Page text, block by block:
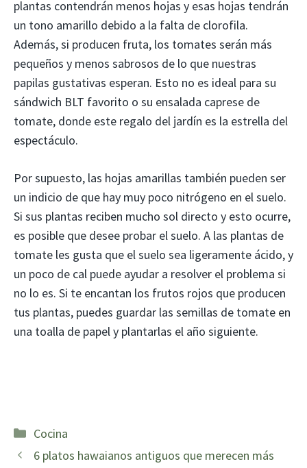
plantas contendrán menos hojas y esas hojas tendrán
un tono amarillo debido a la falta de clorofila.
Además, si producen fruta, los tomates serán más
pequeños y menos sabrosos de lo que nuestras
papilas gustativas esperan. Esto no es ideal para su
sándwich BLT favorito o su ensalada caprese de
tomate, donde este regalo del jardín es la estrella del
espectáculo.
Por supuesto, las hojas amarillas también pueden ser
un indicio de que hay muy poco nitrógeno en el suelo.
Si sus plantas reciben mucho sol directo y esto ocurre,
es posible que desee probar el suelo. A las plantas de
tomate les gusta que el suelo sea ligeramente ácido, y
un poco de cal puede ayudar a resolver el problema si
no lo es. Si te encantan los frutos rojos que producen
tus plantas, puedes guardar las semillas de tomate en
una toalla de papel y plantarlas el año siguiente.
Categorías
Cocina
6 platos hawaianos antiguos que merecen más